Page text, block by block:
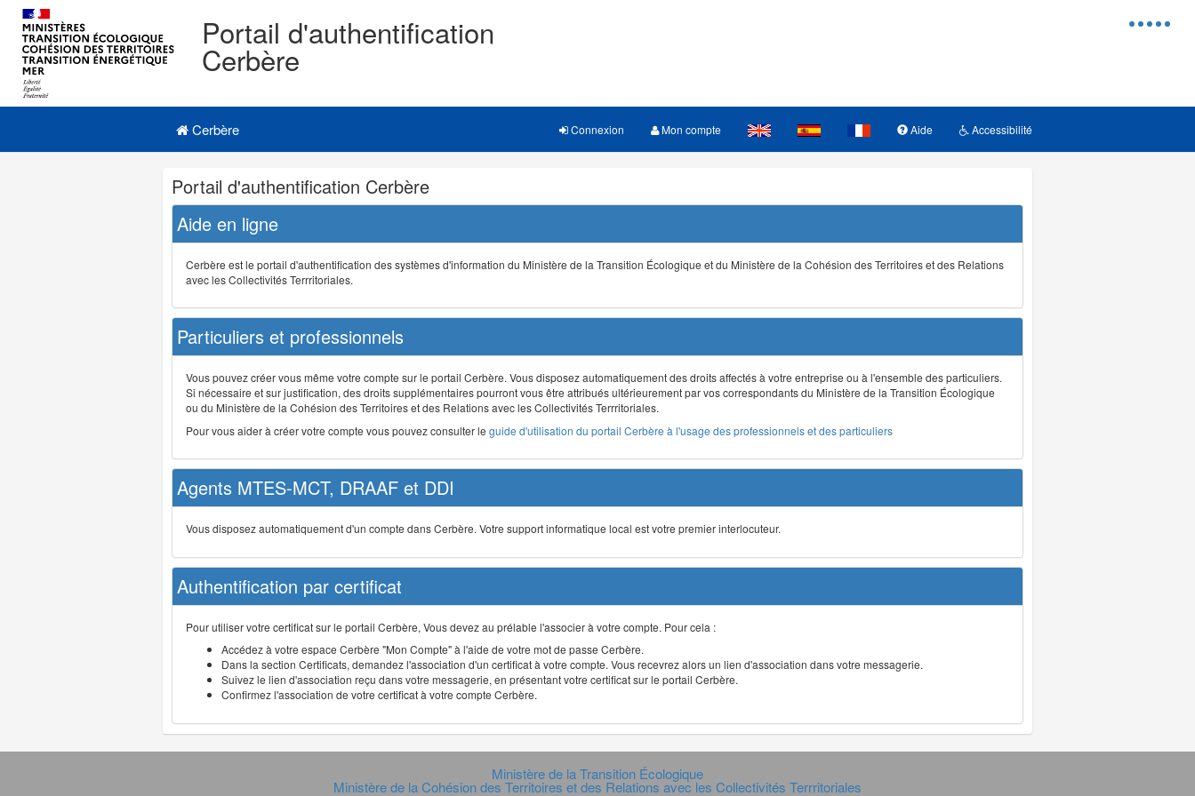
Menu
Portail d'authentification
Cerbère
Navigation
Menu principal
Cerbère Connexion Mon compte Aide Accessibilité
Navigation
et
outils
annexes
Portail d'authentification Cerbère
Aide en ligne
Cerbère est le portail d'authentification des systèmes d'information du Ministère de la Transition Écologique et du Ministère de la Cohésion des Territoires et des Relations
avec les Collectivités Terrritoriales.
Particuliers et professionnels
Vous pouvez créer vous même votre compte sur le portail Cerbère. Vous disposez automatiquement des droits affectés à votre entreprise ou à l'ensemble des particuliers.
Si nécessaire et sur justification, des droits supplémentaires pourront vous être attribués ultérieurement par vos correspondants du Ministère de la Transition Écologique
ou du Ministère de la Cohésion des Territoires et des Relations avec les Collectivités Terrritoriales.
Pour vous aider à créer votre compte vous pouvez consulter le guide d'utilisation du portail Cerbère à l'usage des professionnels et des particuliers
Agents MTES-MCT, DRAAF et DDI
Vous disposez automatiquement d'un compte dans Cerbère. Votre support informatique local est votre premier interlocuteur.
Authentification par certificat
Pour utiliser votre certificat sur le portail Cerbère, Vous devez au prélable l'associer à votre compte. Pour cela :
Accédez à votre espace Cerbère "Mon Compte" à l'aide de votre mot de passe Cerbère.
Dans la section Certificats, demandez l'association d'un certificat à votre compte. Vous recevrez alors un lien d'association dans votre messagerie.
Suivez le lien d'association reçu dans votre messagerie, en présentant votre certificat sur le portail Cerbère.
Confirmez l'association de votre certificat à votre compte Cerbère.
Ministère de la Transition Écologique
Ministère de la Cohésion des Territoires et des Relations avec les Collectivités Terrritoriales